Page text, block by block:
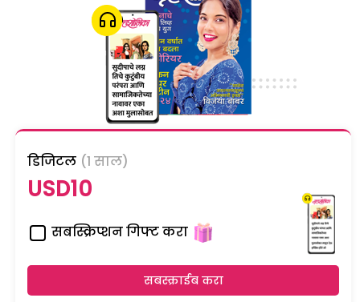
डिजिटल (1 साल)
USD10
सबस्क्रिप्शन गिफ्ट करा
सबस्क्राईब करा